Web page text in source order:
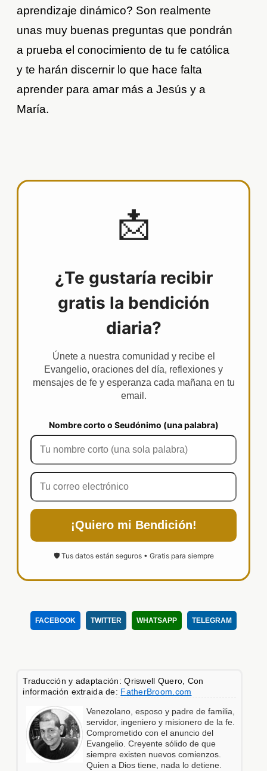
aprendizaje dinámico? Son realmente
unas muy buenas preguntas que pondrán
a prueba el conocimiento de tu fe católica
y te harán discernir lo que hace falta
aprender para amar más a Jesús y a
María.
📩
¿Te gustaría recibir
gratis la bendición
diaria?
Únete a nuestra comunidad y recibe el
Evangelio, oraciones del día, reflexiones y
mensajes de fe y esperanza cada mañana en tu
email.
Nombre corto o Seudónimo (una palabra)
¡Quiero mi Bendición!
🛡️ Tus datos están seguros • Gratis para siempre
FACEBOOK TWITTER WHATSAPP TELEGRAM
Traducción y adaptación: Qriswell Quero, Con
información extraida de: FatherBroom.com
Venezolano, esposo y padre de familia,
servidor, ingeniero y misionero de la fe.
Comprometido con el anuncio del
Evangelio. Creyente sólido de que
siempre existen nuevos comienzos.
Quien a Dios tiene, nada lo detiene.